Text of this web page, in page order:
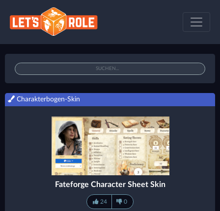
Charakterbogen-Skin
Fateforge Character Sheet Skin
24 0